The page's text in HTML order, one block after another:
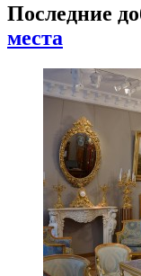
Последние
места